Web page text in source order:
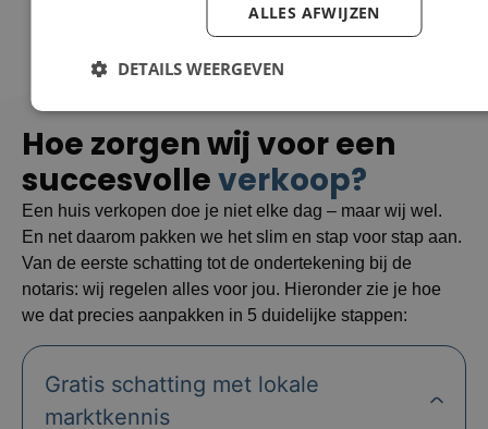
Hoe zorgen wij voor een
succesvolleverkoop?
Een huis verkopen doe je niet elke dag – maar wij wel.
En net daarom pakken we het slim en stap voor stap aan.
Van de eerste schatting tot de ondertekening bij de
notaris: wij regelen alles voor jou. Hieronder zie je hoe
we dat precies aanpakken in 5 duidelijke stappen:
Gratis schatting met lokale
marktkennis
ALLES AFWIJZEN
DETAILS WEERGEVEN